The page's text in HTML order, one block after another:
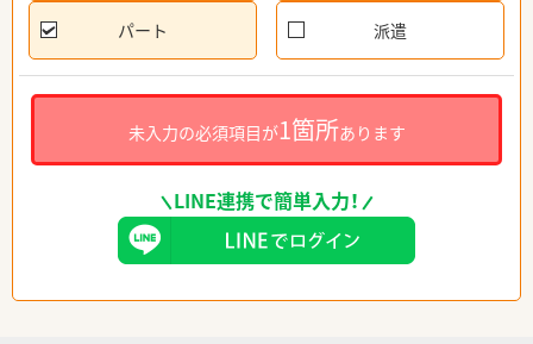
パート 派遣
未入力の必須項目が1箇所あります
LINE連携で簡単入力！